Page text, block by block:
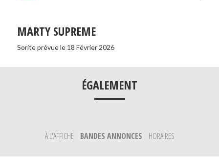
MARTY SUPREME
Sorite prévue le 18 Février 2026
ÉGALEMENT
___
À L'AFFICHE BANDES ANNONCES HORAIRES